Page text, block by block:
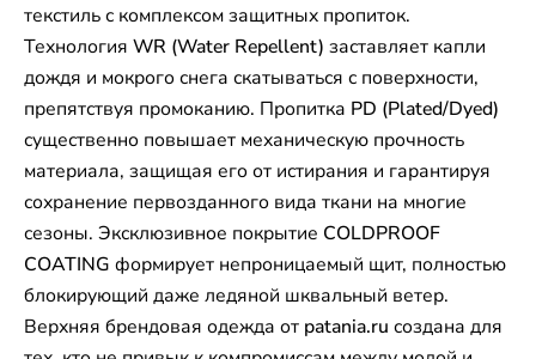
текстиль с комплексом защитных пропиток.
Технология WR (Water Repellent) заставляет капли
дождя и мокрого снега скатываться с поверхности,
препятствуя промоканию. Пропитка PD (Plated/Dyed)
существенно повышает механическую прочность
материала, защищая его от истирания и гарантируя
сохранение первозданного вида ткани на многие
сезоны. Эксклюзивное покрытие COLDPROOF
COATING формирует непроницаемый щит, полностью
блокирующий даже ледяной шквальный ветер.
Верхняя брендовая одежда от patania.ru создана для